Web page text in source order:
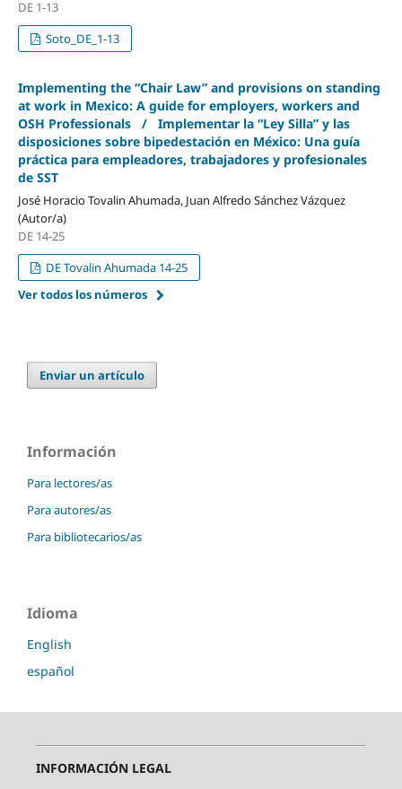
DE 1-13
Soto_DE_1-13
Implementing the “Chair Law” and provisions on standing
at work in Mexico: A guide for employers, workers and
OSH Professionals / Implementar la “Ley Silla” y las
disposiciones sobre bipedestación en México: Una guía
práctica para empleadores, trabajadores y profesionales
de SST
José Horacio Tovalin Ahumada, Juan Alfredo Sánchez Vázquez
(Autor/a)
DE 14-25
DE Tovalin Ahumada 14-25
Ver todos los números
Enviar un artículo
Información
Para lectores/as
Para autores/as
Para bibliotecarios/as
Idioma
English
español
INFORMACIÓN LEGAL